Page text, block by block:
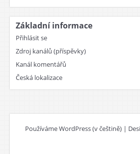
Základní informace
Přihlásit se
Zdroj kanálů (příspěvky)
Kanál komentářů
Česká lokalizace
Používáme WordPress (v češtině) |